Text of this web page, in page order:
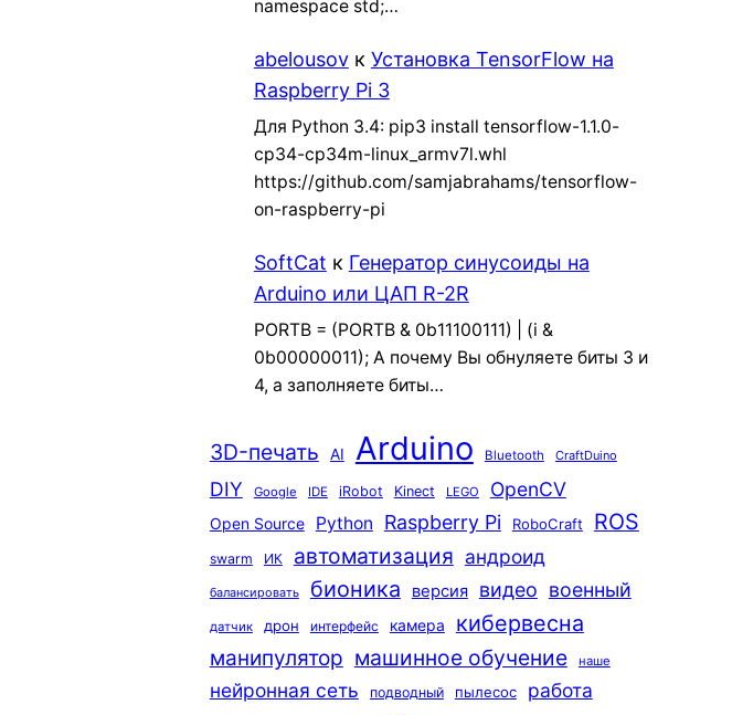
namespace std;…
abelousovк Установка TensorFlow на
Raspberry Pi 3
Для Python 3.4: pip3 install tensorflow-1.1.0-
cp34-cp34m-linux_armv7l.whl
https://github.com/samjabrahams/tensorflow-
on-raspberry-pi
SoftCat к Генератор синусоиды на
Arduino или ЦАП R-2R
PORTB = (PORTB & 0b11100111) | (i &
0b00000011); А почему Вы обнуляете биты 3 и
4, а заполняете биты…
3D-печать AI Arduino Bluetooth CraftDuino
DIY Google IDE iRobot Kinect LEGO OpenCV
Open Source Python Raspberry Pi RoboCraft ROS
swarm ИК автоматизация андроид
балансировать бионика версия видео военный
датчик дрон интерфейс камера кибервесна
манипулятор машинное обучение наше
нейронная сеть подводный пылесос работа